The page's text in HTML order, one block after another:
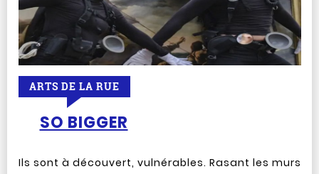
SO BIGGER
ARTS DE LA RUE
Ils sont à découvert, vulnérables. Rasant les murs